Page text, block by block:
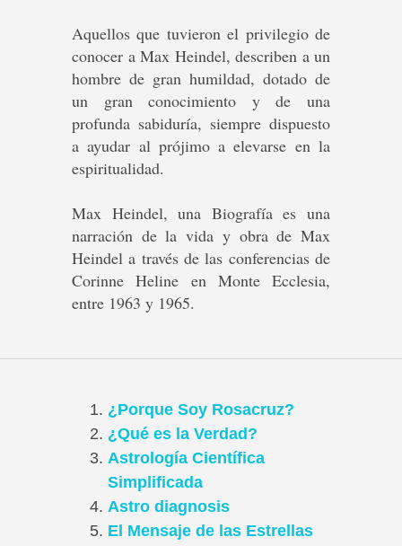
Aquellos que tuvieron el privilegio de
conocer a Max Heindel, describen a un
hombre de gran humildad, dotado de
un gran conocimiento y de una
profunda sabiduría, siempre dispuesto
a ayudar al prójimo a elevarse en la
espiritualidad.
Max Heindel, una Biografía es una
narración de la vida y obra de Max
Heindel a través de las conferencias de
Corinne Heline en Monte Ecclesia,
entre 1963 y 1965.
¿Porque Soy Rosacruz?
¿Qué es la Verdad?
Astrología Científica
Simplificada
Astro diagnosis
El Mensaje de las Estrellas